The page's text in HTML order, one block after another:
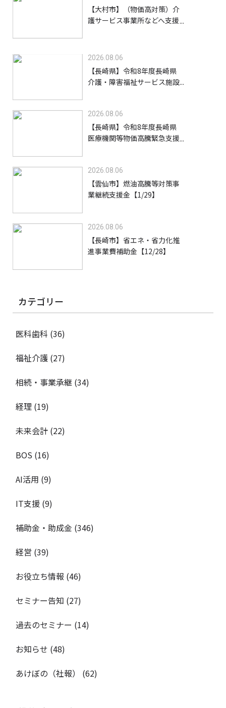
【大村市】（物価高対策）介
護サービス事業所などへ支援
2026.08.06
【長崎県】令和8年度長崎県
介護・障害福祉サービス施設
2026.08.06
【長崎県】令和8年度長崎県
医療機関等物価高騰緊急支援
2026.08.06
【雲仙市】燃油高騰等対策事
業継続支援金【1/29】
2026.08.06
【長崎市】省エネ・省力化推
進事業費補助金【12/28】
カテゴリー
医科歯科 (36)
福祉介護 (27)
相続・事業承継 (34)
経理 (19)
未来会計 (22)
BOS (16)
AI活用 (9)
IT支援 (9)
補助金・助成金 (346)
経営 (39)
お役立ち情報 (46)
セミナー告知 (27)
過去のセミナー (14)
お知らせ (48)
あけぼの（社報）
(62)